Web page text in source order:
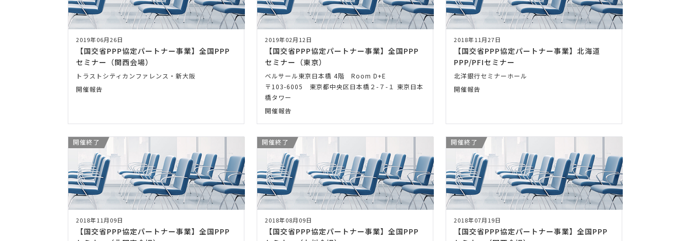
2019年06月26日
【国交省PPP協定パートナー事業】全国PPP
セミナー（関西会場）
トラストシティカンファレンス・新大阪
開催報告
2019年02月12日
【国交省PPP協定パートナー事業】全国PPP
セミナー（東京）
ベルサール東京日本橋 4階 Room D+E
〒103-6005 東京都中央区日本橋２-７-１ 東京日本
橋タワー
開催報告
2018年11月27日
【国交省PPP協定パートナー事業】北海道
PPP/PFIセミナー
北洋銀行セミナーホール
開催報告
開催終了
2018年11月09日
【国交省PPP協定パートナー事業】全国PPP
開催終了
2018年08月09日
【国交省PPP協定パートナー事業】全国PPP
開催終了
2018年07月19日
【国交省PPP協定パートナー事業】全国PPP